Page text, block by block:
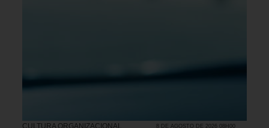
CULTURA ORGANIZACIONAL 8 DE AGOSTO DE 2026 08H00